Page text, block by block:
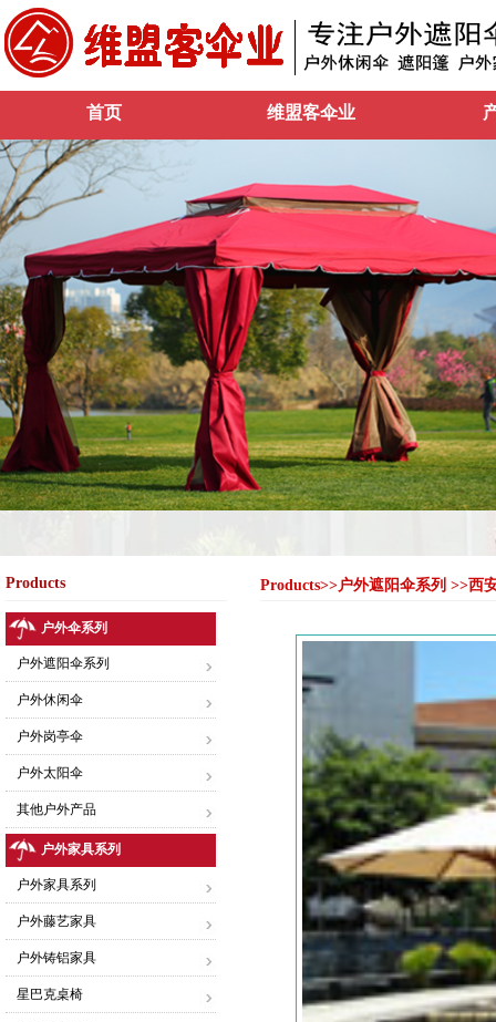
首页 维盟客伞业
Products
户外伞系列
户外遮阳伞系列
户外休闲伞
户外岗亭伞
户外太阳伞
其他户外产品
户外家具系列
户外家具系列
户外藤艺家具
户外铸铝家具
星巴克桌椅
Products>>户外遮阳伞系列 >>西